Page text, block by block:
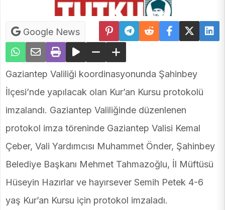
Google News
Gaziantep Valiliği koordinasyonunda Şahinbey
İlçesi’nde yapılacak olan Kur’an Kursu protokolü
imzalandı. Gaziantep Valiliğinde düzenlenen
protokol imza töreninde Gaziantep Valisi Kemal
Çeber, Vali Yardımcısı Muhammet Önder, Şahinbey
Belediye Başkanı Mehmet Tahmazoğlu, İl Müftüsü
Hüseyin Hazırlar ve hayırsever Semih Petek 4-6
yaş Kur’an Kursu için protokol imzaladı.